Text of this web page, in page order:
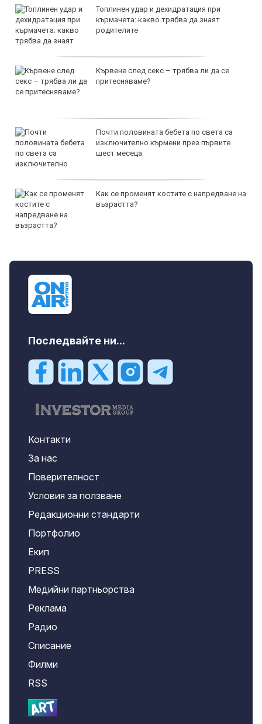
Топлинен удар и дехидратация при
кърмачета: какво трябва да знаят
родителите
Кървене след секс – трябва ли да се
притесняваме?
Почти половината бебета по света са
изключително кърмени през първите
шест месеца
Как се променят костите с напредване на
възрастта?
Последвайте ни...
Контакти
За нас
Поверителност
Условия за ползване
Редакционни стандарти
Портфолио
Екип
PRESS
Медийни партньорства
Реклама
Радио
Списание
Филми
RSS